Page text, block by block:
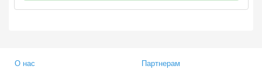
О нас
Партнерам